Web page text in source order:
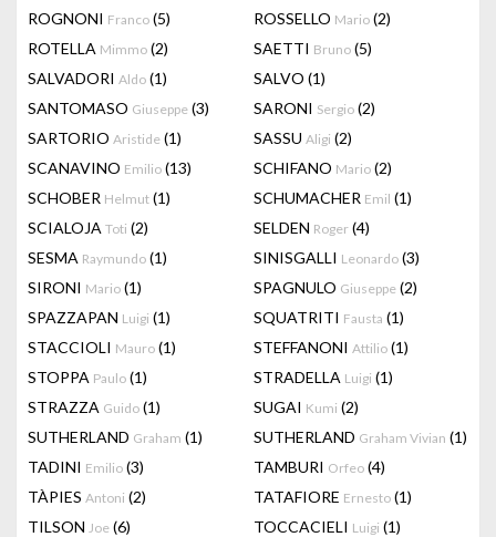
ROGNONI Franco (5) ROSSELLO Mario (2)
ROTELLA Mimmo (2) SAETTI Bruno (5)
SALVADORI Aldo (1) SALVO (1)
SANTOMASO Giuseppe (3) SARONI Sergio (2)
SARTORIO Aristide (1) SASSU Aligi (2)
SCANAVINO Emilio (13) SCHIFANO Mario (2)
SCHOBER Helmut (1) SCHUMACHER Emil (1)
SCIALOJA Toti (2) SELDEN Roger (4)
SESMA Raymundo (1) SINISGALLI Leonardo (3)
SIRONI Mario (1) SPAGNULO Giuseppe (2)
SPAZZAPAN Luigi (1) SQUATRITI Fausta (1)
STACCIOLI Mauro (1) STEFFANONI Attilio (1)
STOPPA Paulo (1) STRADELLA Luigi (1)
STRAZZA Guido (1) SUGAI Kumi (2)
SUTHERLAND Graham (1) SUTHERLAND Graham Vivian (1)
TADINI Emilio (3) TAMBURI Orfeo (4)
TÀPIES Antoni (2) TATAFIORE Ernesto (1)
TILSON Joe (6) TOCCACIELI Luigi (1)